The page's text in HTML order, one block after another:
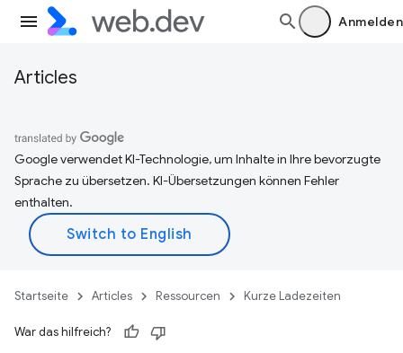
Anmelden
Articles
Google verwendet KI-Technologie, um Inhalte in Ihre bevorzugte
Sprache zu übersetzen. KI-Übersetzungen können Fehler
enthalten.
Startseite Articles Ressourcen Kurze Ladezeiten
War das hilfreich?